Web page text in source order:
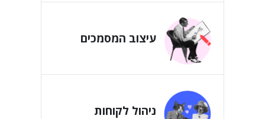
עיצוב המסמכים
ניהול לקוחות